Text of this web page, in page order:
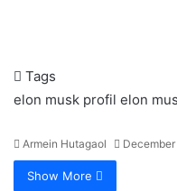
Tags
elon musk profil elon
Armein Hutagaol
Show More